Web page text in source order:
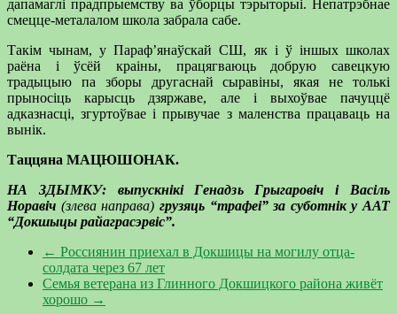
дапамаглі прадпрыемству ва ўборцы тэрыторыі. Непатрэбнае
смецце-металалом школа забрала сабе.
Такім чынам, у Параф’янаўскай СШ, як і ў іншых школах
раёна і ўсёй краіны, працягваюць добрую савецкую
традыцыю па зборы другаснай сыравіны, якая не толькі
прыносіць карысць дзяржаве, але і выхоўвае пачуццё
адказнасці, згуртоўвае і прывучае з маленства працаваць на
вынік.
Таццяна МАЦЮШОНАК.
НА ЗДЫМКУ: выпускнікі Генадзь Грыгаровіч і Васіль
Норавіч (злева направа) грузяць “трафеі” за суботнік у ААТ
“Докшыцы райаграсэрвіс”.
← Россиянин приехал в Докшицы на могилу отца-
солдата через 67 лет
Семья ветерана из Глинного Докшицкого района живёт
хорошо →